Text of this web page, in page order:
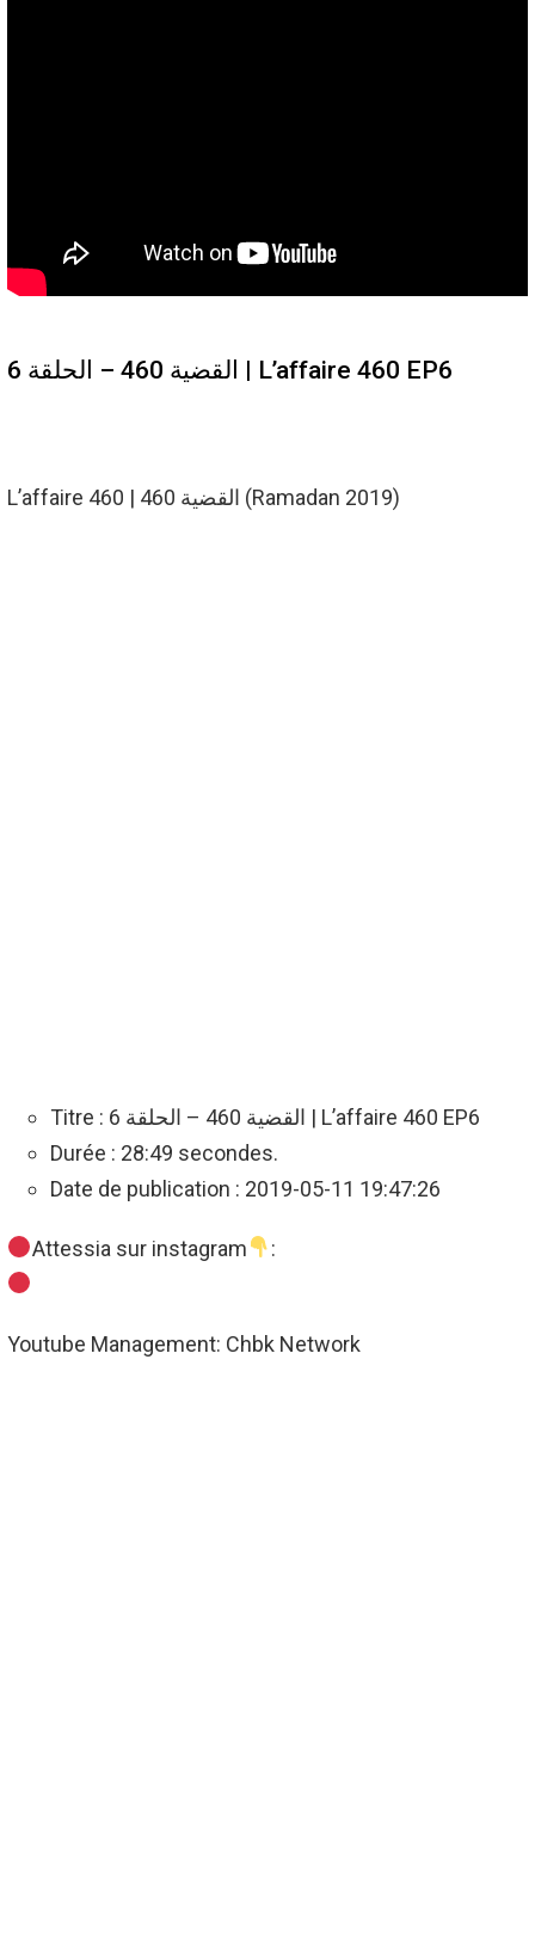
القضية 460 – الحلقة 6 | L’affaire 460 EP6
L’affaire 460 | القضية 460 (Ramadan 2019)
Titre : القضية 460 – الحلقة 6 | L’affaire 460 EP6
Durée : 28:49 secondes.
Date de publication : 2019-05-11 19:47:26
Attessia sur instagram :
Youtube Management: Chbk Network